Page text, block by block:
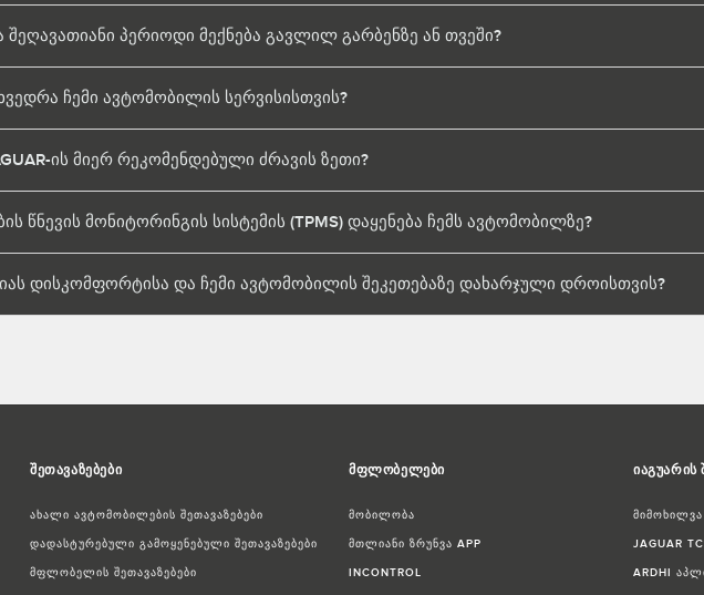
პერიოდი მექნება გავლილ გარბენზე ან თვეში?
ჩემი ავტომობილის სერვისისთვის?
ის მიერ რეკომენდებული ძრავის ზეთი?
წნევის მონიტორინგის სისტემის (TPMS) დაყენება ჩემს ავტომობილზე?
დისკომფორტისა და ჩემი ავტომობილის შეკეთებაზე დახარჯული დროისთვის?
შეთავაზებები
ახალი ავტომობილების შეთავაზებები
დადასტურებული გამოყენებული შეთავაზებები
მფლობელის შეთავაზებები
მფლობელები
მობილობა
მთლიანი ზრუნვა APP
INCONTROL
იაგუარის
მიმოხილვა
JAGUAR
ARDHI